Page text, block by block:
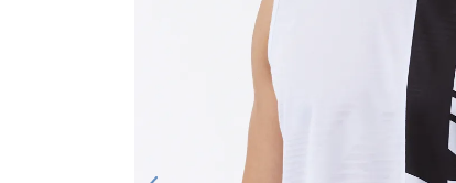
フォーム・動きづくり
メディシンボール